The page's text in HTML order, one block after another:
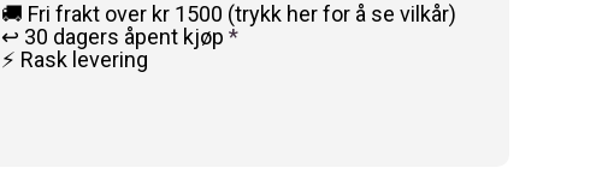
🚚 Fri frakt over kr 1500 (trykk her for å se vilkår)
↩️ 30 dagers åpent kjøp*
⚡ Rask levering